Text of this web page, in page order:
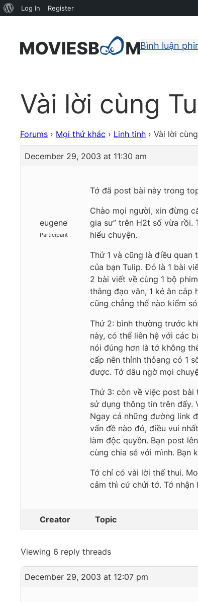
Bình luận
Vài lời cùng
Forums › Mọi thứ khác › Linh tinh › Vài lời
December 29, 2003 at 11:30 am
eugene
Participant
Tớ đã post bài này trong
Chào mọi người, xin đừng
gia sư” trên H2t số vừa rồi.
hiểu chuyện.
Thứ 1 và cũng là điều
của bạn Tulip. Đó là 1 bài
2 bài viết về cùng 1 bộ
thằng đạo văn, 1 kẻ ăn
cũng chẳng thể nào kiểm
Thứ 2: bình thường trước
này, có thể liên hệ với các
nói đúng hơn là tớ không
cấp nên thỉnh thỏang có 1
được. Tớ đâu ngờ mọi
Thứ 3: còn về việc post bài
sử dụng thông tin trên đấy.
Ngay cả những đường link
vấn đề nào đó, điều vui
làm độc quyền. Bạn post
cùng chia sẻ với mình. Bạn
Tớ chỉ có vài lời thế thui.
cảm thì cứ chửi tớ. Tớ
Creator Topic
Viewing 6 reply threads
December 29, 2003 at 12:07 pm
About
Log In Register